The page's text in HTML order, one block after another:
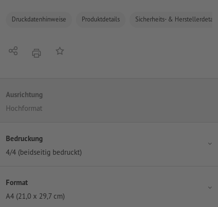
Druckdatenhinweise Produktdetails Sicherheits- &
Teilen DruckenAuf die Merkliste
Ausrichtung
Hochformat
Bedruckung
4/4 (beidseitig bedruckt)
Format
A4 (21,0 x 29,7 cm)